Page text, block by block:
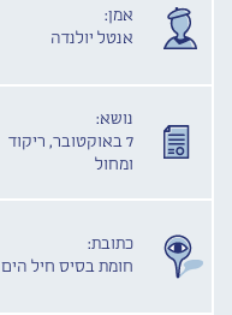
אמן:
אנטל יולנדה
נושא:
7 באוקטובר, ריקוד
ומחול
כתובת:
חומת בסיס חיל הים